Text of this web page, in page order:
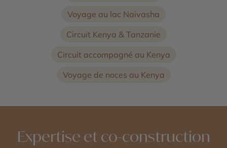
Voyage au lac Naivasha
Circuit Kenya & Tanzanie
Circuit accompagné au Kenya
Voyage de noces au Kenya
Expertise et co-construction